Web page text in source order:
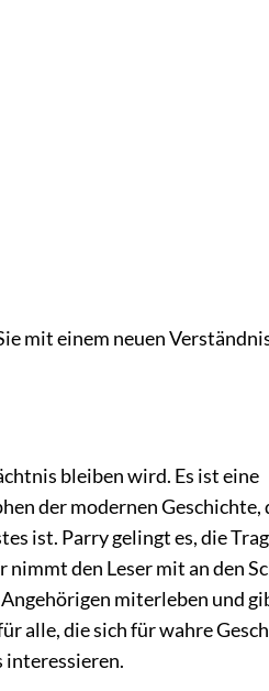
mit einem neuen
bleiben wird. Es ist eine
der modernen Geschichte,
ist. Parry gelingt es, die
den Leser mit an den
miterleben und
alle, die sich für wahre
interessieren.